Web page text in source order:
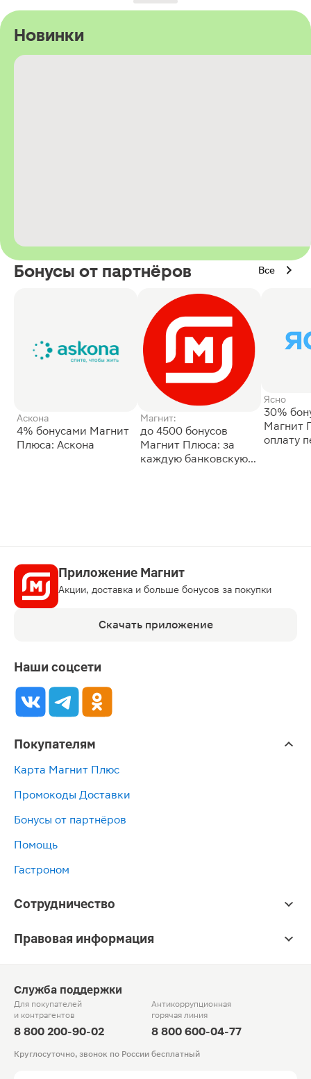
Новинки
Бонусы от партнёров Все
Аскона
4% бонусами Магнит
Плюса: Аскона
Магнит:
до 4500 бонусов
Магнит Плюса: за
каждую банковскую
Ясно
30%
Магнит
оплату
Приложение Магнит
Акции, доставка и больше бонусов за покупки
Скачать приложение
Наши соцсети
Покупателям
Карта Магнит Плюс
Промокоды Доставки
Бонусы от партнёров
Помощь
Гастроном
Сотрудничество
Правовая информация
Служба поддержки
Для покупателей
и контрагентов
8 800 200-90-02
Антикоррупционная
горячая линия
8 800 600-04-77
Круглосуточно, звонок по России бесплатный